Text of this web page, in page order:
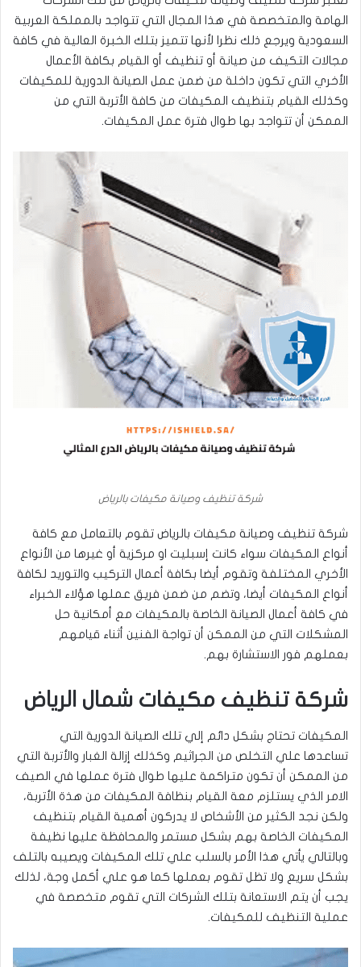
الهامة والمتخصصة في هذا المجال التي تتواجد بالمملكة العربية
السعودية ويرجع ذلك نظرا لأنها تتميز بتلك الخبرة العالية في كافة
مجالات التكيف من صيانة أو تنظيف أو القيام بكافة الأعمال
الأخري التي تكون داخلة من ضمن عمل الصيانة الدورية للمكيفات
وكذلك القيام بتنظيف المكيفات من كافة الأتربة التي من
الممكن أن تتواجد بها طوال فترة عمل المكيفات.
شركة تنظيف وصيانة مكيفات بالرياض
شركة تنظيف وصيانة مكيفات بالرياض تقوم بالتعامل مع كافة
أنواع المكيفات سواء كانت إسبليت او مركزية أو غيرها من الأنواع
الأخري المختلفة وتقوم أيضا بكافة أعمال التركيب والتوريد لكافة
أنواع المكيفات أيضا، وتضم من ضمن فريق عملها هؤلاء الخبراء
في كافة أعمال الصيانة الخاصة بالمكيفات مع أمكانية حل
المشكلات التي من الممكن أن تواجة الفنين أثناء قيامهم
بعملهم فور الاستشارة بهم.
شركة تنظيف مكيفات شمال الرياض
المكيفات تحتاج بشكل دائم إلي تلك الصيانة الدورية التي
تساعدها علي التخلص من الجراثيم وكذلك إزالة الغبار والأتربة التي
من الممكن أن تكون متراكمة عليها طوال فترة عملها في الصيف
الامر الذي يستلزم معة القيام بنظافة المكيفات من هذة الأتربة،
ولكن نجد الكثير من الأشخاص لا يدركون أهمية القيام بتنظيف
المكيفات الخاصة بهم بشكل مستمر والمحافظة عليها نظيفة
وبالتالي يأتي هذا الأمر بالسلب علي تلك المكيفات ويصيبه بالتلف
بشكل سريع ولا تظل تقوم بعملها كما هو علي أكمل وجة، لذلك
يجب أن يتم الاستعانة بتلك الشركات التي تقوم متخصصة في
عملية التنظيف للمكيفات.